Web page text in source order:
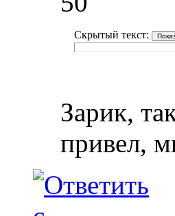
Скрытый текст:
Зарик,
привел,